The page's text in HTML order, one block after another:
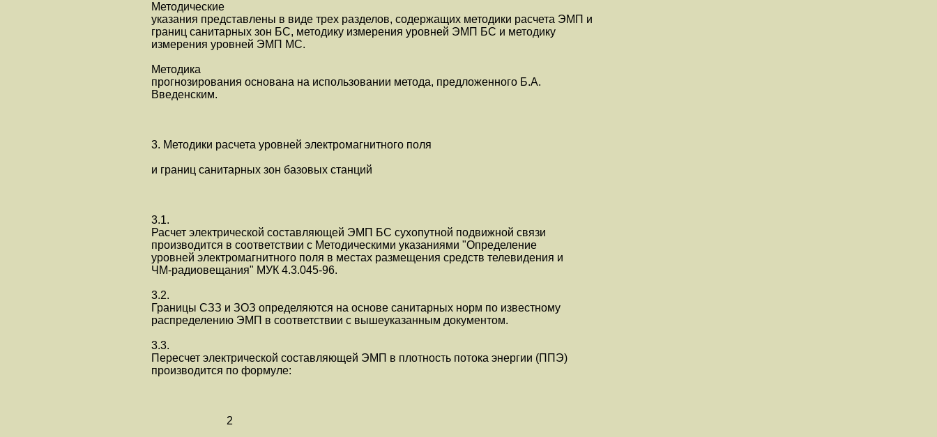
Методические
указания представлены в виде трех разделов, содержащих методики расчета ЭМП и
границ санитарных зон БС, методику измерения уровней ЭМП БС и методику
измерения уровней ЭМП МС.
Методика
прогнозирования основана на использовании метода, предложенного Б.А.
Введенским.
3. Методики расчета уровней электромагнитного поля
и границ санитарных зон базовых станций
3.1.
Расчет электрической составляющей ЭМП БС сухопутной подвижной связи
производится в соответствии с Методическими указаниями "Определение
уровней электромагнитного поля в местах размещения средств телевидения и
ЧМ-радиовещания" МУК 4.3.045-96.
3.2.
Границы СЗЗ и ЗОЗ определяются на основе санитарных норм по известному
распределению ЭМП в соответствии с вышеуказанным документом.
3.3.
Пересчет электрической составляющей ЭМП в плотность потока энергии (ППЭ)
производится по формуле:
2